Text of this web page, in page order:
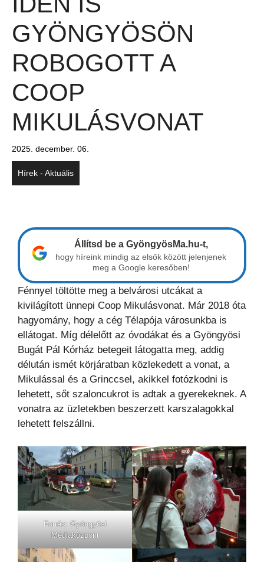
GYÖNGYÖSÖN
ROBOGOTT A
COOP
MIKULÁSVONAT
2025. december. 06.
Hírek - Aktuális
Állítsd be a GyöngyösMa.hu-t,
hogy híreink mindig az elsők között jelenjenek
meg a Google keresőben!
Fénnyel töltötte meg a belvárosi utcákat a
kivilágított ünnepi Coop Mikulásvonat. Már 2018 óta
hagyomány, hogy a cég Télapója városunkba is
ellátogat. Míg délelőtt az óvodákat és a Gyöngyösi
Bugát Pál Kórház betegeit látogatta meg, addig
délután ismét körjáratban közlekedett a vonat, a
Mikulással és a Grinccsel, akikkel fotózkodni is
lehetett, sőt szaloncukrot is adtak a gyerekeknek. A
vonatra az üzletekben beszerzett karszalagokkal
lehetett felszállni.
Forrás: Gyöngyösi
Médiaközpont